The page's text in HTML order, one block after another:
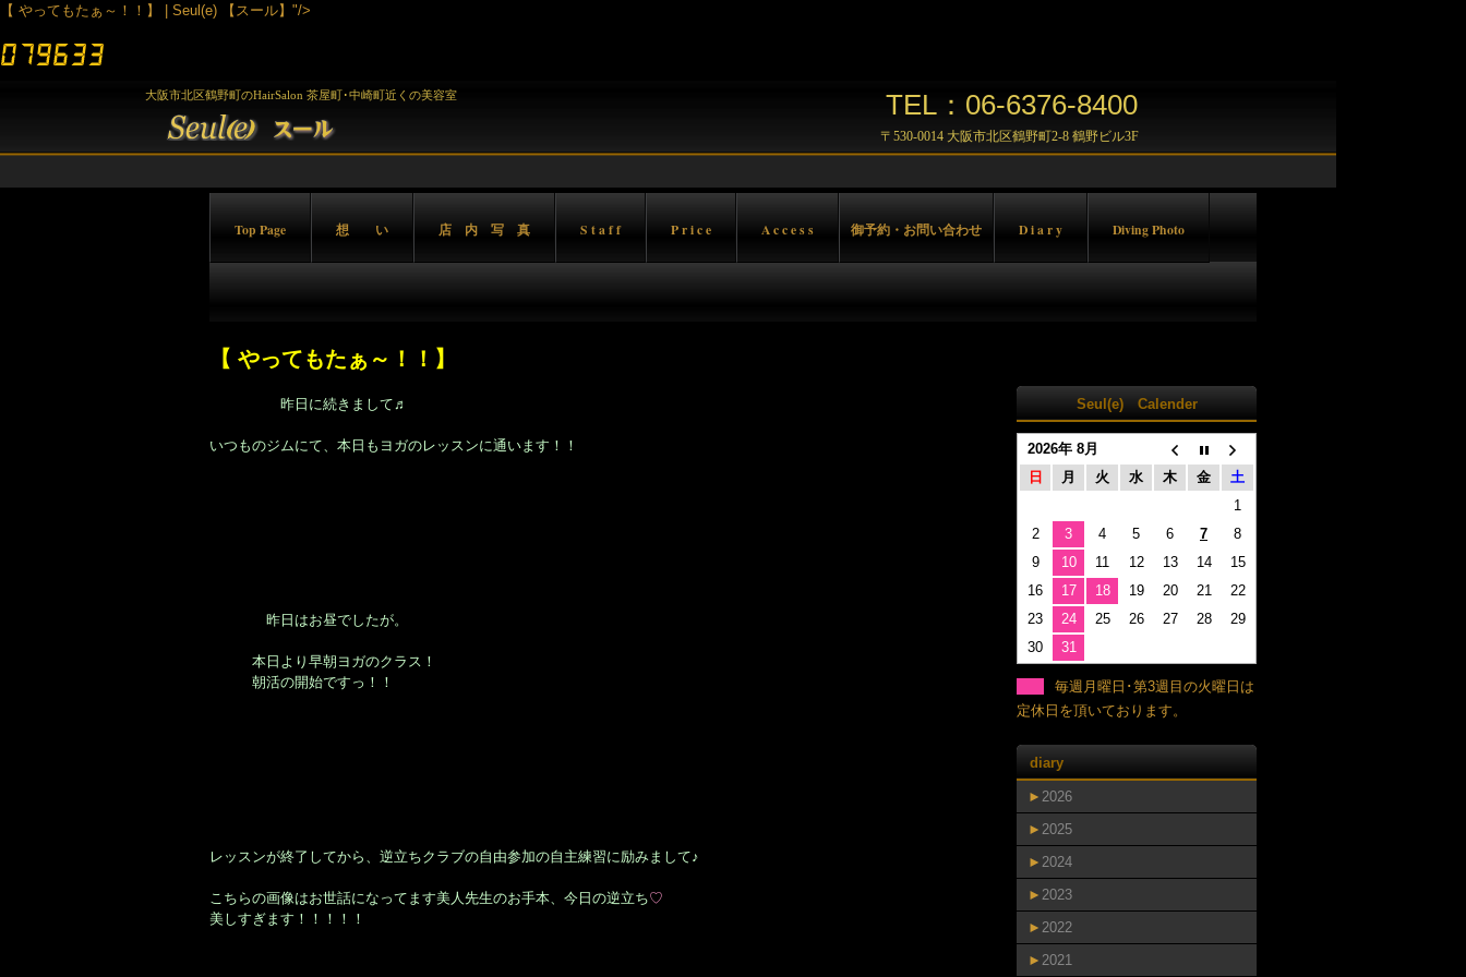
【 やってもたぁ～！！】 | Seul(e) 【スール】"/>
大阪市北区鶴野町のHairSalon 茶屋町･中崎町近くの美容室 TEL：06-6376-8400
〒530-0014 大阪市北区鶴野町2-8 鶴野ビル3F
Top Page 想 い 店 内 写 真 S t a f f P r i c e A c c e s s 御予約・お問い合わせ D i a r y Diving Photo
【 やってもたぁ～！！】
昨日に続きまして♬
いつものジムにて、本日もヨガのレッスンに通います！！
昨日はお昼でしたが。
本日より早朝ヨガのクラス！
朝活の開始ですっ！！
レッスンが終了してから、逆立ちクラブの自由参加の自主練習に励みまして♪
こちらの画像はお世話になってます美人先生のお手本、今日の逆立ち♡
美しすぎます！！！！！
Seul(e) Calender
2026年 8月
日
月 火 水 木 金
土
1
2
3 4 5 6 7
8
9
10 11 12 13 14
15
16
17 18 19 20 21
22
23
24 25 26 27 28
29
30
31
毎週月曜日･第3週目の火曜日は
定休日を頂いております。
diary
► 2026
► 2025
► 2024
► 2023
► 2022
► 2021